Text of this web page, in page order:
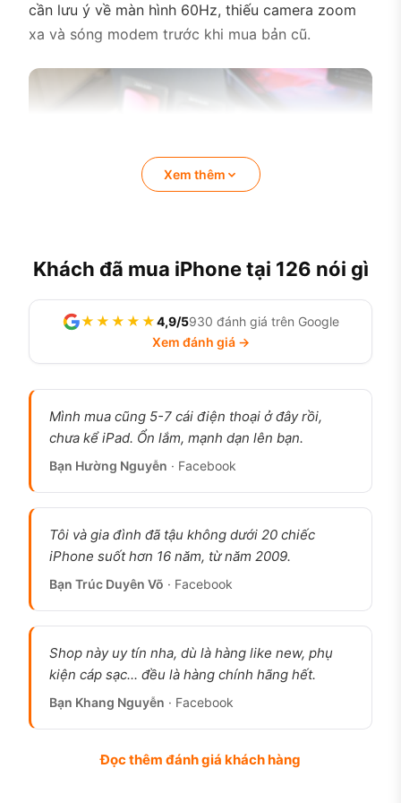
cần lưu ý về màn hình 60Hz, thiếu camera zoom
xa và sóng modem trước khi mua bản cũ.
iPhone 16 cũ Siêu lướt, pin 100%, sạc chưa quá
100 lần, ảnh thật tại cửa hàng 126.vn
iPhone 16 cũ có đáng mua không?
Đáng mua
nếu bạn cần máy mới đời gần đây với
công việc văn phòng, lướt mạng xã hội, gọi Zalo,
hạn nhất quán cho rằng bản 16 tiêu chuẩn đủ 95%
nhu cầu phổ thông, chỉ thiếu màn hình 120Hz và
camera zoom xa so với bản Pro, hai tính năng mà
phần lớn người dùng không thực sự cần.
Không nên mua nếu bạn chơi game đồ họa cao
Xem thêm
Khách đã mua iPhone tại 126 nói gì
★★★★★4,9/5930 đánh giá trên Google
Xem đánh giá →
Mình mua cũng 5-7 cái điện thoại ở đây rồi,
chưa kể iPad. Ổn lắm, mạnh dạn lên bạn.
Bạn Hường Nguyễn · Facebook
Tôi và gia đình đã tậu không dưới 20 chiếc
iPhone suốt hơn 16 năm, từ năm 2009.
Bạn Trúc Duyên Võ · Facebook
Shop này uy tín nha, dù là hàng like new, phụ
kiện cáp sạc... đều là hàng chính hãng hết.
Bạn Khang Nguyễn · Facebook
Đọc thêm đánh giá khách hàng